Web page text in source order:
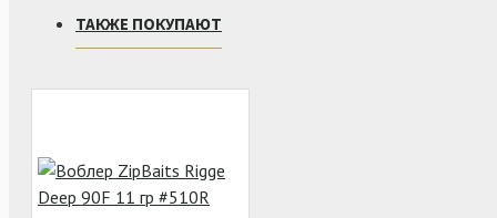
ТАКЖЕ ПОКУПАЮТ